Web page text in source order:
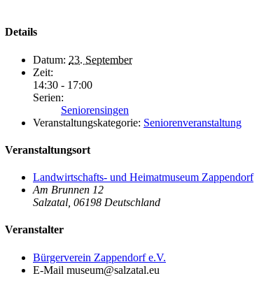
Details
Datum: 23. September
Zeit:
14:30 - 17:00
Serien:
Seniorensingen
Veranstaltungskategorie: Seniorenveranstaltung
Veranstaltungsort
Landwirtschafts- und Heimatmuseum Zappendorf
Am Brunnen 12
Salzatal 06198 Deutschland
Veranstalter
Bürgerverein Zappendorf e.V.
E-Mail museum@salzatal.eu